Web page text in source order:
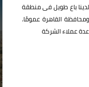
باع طويل فى منطقة
القاهرة عمومًا.
عملاء الشركة